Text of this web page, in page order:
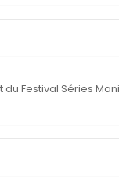
Festival Séries